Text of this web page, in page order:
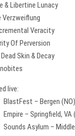
& Libertine Lunacy
Verzweiflung
Veracity
Of Perversion
Skin & Decay
live:
BlastFest – Bergen (NO)
– Springfield, VA
Sounds Asylum –